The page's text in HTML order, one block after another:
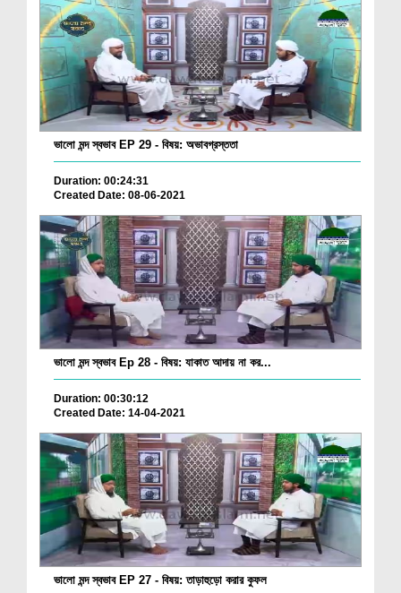
ভালো মন্দ স্বভাব EP 29 - বিষয়: অভাবগ্রস্ততা
Duration: 00:24:31
Created Date: 08-06-2021
ভালো মন্দ স্বভাব Ep 28 - বিষয়: যাকাত আদায় না কর...
Duration: 00:30:12
Created Date: 14-04-2021
ভালো মন্দ স্বভাব EP 27 - বিষয়: তাড়াহুড়ো করার কুফল